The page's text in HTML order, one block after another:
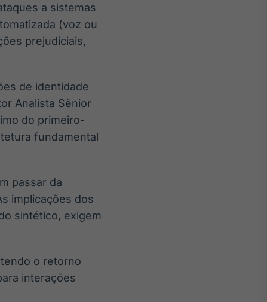
a sistemas
(voz ou
prejudiciais,
de identidade
Analista Sênior
do primeiro-
fundamental
passar da
implicações dos
sintético, exigem
o retorno
interações